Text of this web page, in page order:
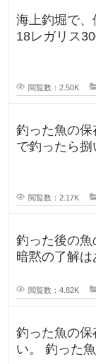
海上釣堀で、
18レガリス
閲覧数：2.50K
釣った魚の保
で釣ったら
閲覧数：2.17K
釣った後の
暗黙の了解はあります
閲覧数：4.82K
釣った魚の保
い。 釣った